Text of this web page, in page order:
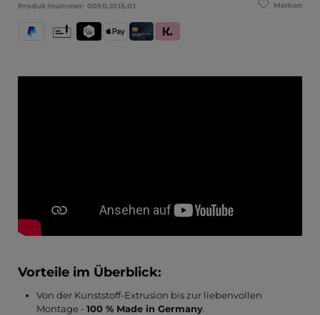
Merken
Produktnummer: 0050,1015,01
TWINT
PayPal Apple PayKredit- und Debitkarte
Klarna (Rechnung / Ratenkauf / Sofort)
Vorkasse
Vorteile im Überblick:
Von der Kunststoff-Extrusion bis zur liebenvollen
Montage - 100 % Made in Germany.